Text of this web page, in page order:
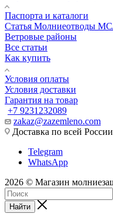
Паспорта и каталоги
Статья Молниеотводы
Ветровые районы
Все статьи
Как купить
Условия оплаты
Условия доставки
Гарантия на товар
+7 9231232089
zakaz@zazemleno.com
Доставка по всей России
Telegram
WhatsApp
2026 © Магазин
Найти